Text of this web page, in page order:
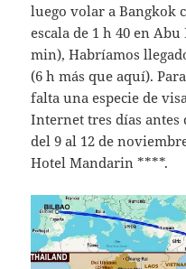
luego volar a Bangkok
escala de 1 h 40 en
min), Habríamos
(6 h más que aquí).
falta una especie de
Internet tres días antes
del 9 al 12 de
Hotel Mandarin ****.